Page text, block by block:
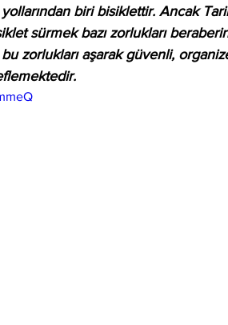
biri bisiklettir. Ancak
sürmek bazı zorlukları
zorlukları aşarak güvenli,